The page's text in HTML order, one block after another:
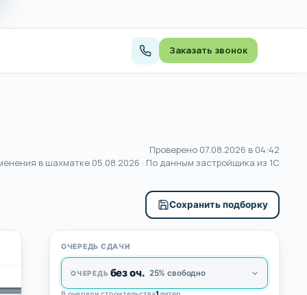
Заказать звонок
Проверено 07.08.2026 в 04:42
в шахматке 05.08.2026 · По данным застройщика из 1С
Сохранить подборку
ПОДЪЕЗД
ОЧЕРЕДЬ СДАЧИ
ОЧЕРЕДЬ без оч. 25% свободно